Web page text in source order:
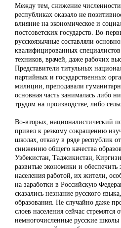
Между тем, снижение численности
республиках оказало не
влияние на экономическое и
постсоветских государств. Во-
русскоязычные составляли
квалифицированных
техников, врачей, даже рабочих
Представители титульных
партийных и государственных
милиции, преподавали
основная часть занималась либо
трудом на производстве, либо
Во-вторых, националистический
привел к резкому сокращению
школах, отказу в ряде республик
снижению общего качества
Узбекистан, Таджикистан,
развитые экономики и обеспечить
населения работой, их жители,
на заработки в Российскую
сказались незнание русского
образования. Не случайно даже
слоев населения сейчас стремятся
немногочисленные русские